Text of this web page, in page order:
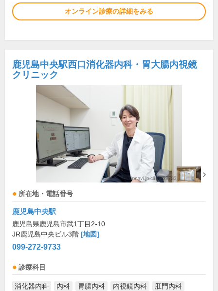
オンライン診療の詳細をみる
鹿児島中央駅西口消化器内科・胃大腸内視鏡
クリニック
所在地・電話番号
鹿児島中央駅
鹿児島県鹿児島市武1丁目2-10
JR鹿児島中央ビル3階 [地図]
099-272-9733
診療科目
消化器内科 内科 胃腸内科 内視鏡内科 肛門内科